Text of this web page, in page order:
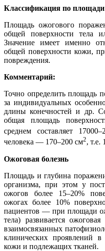
Классификация по
Площадь ожогового
общей поверхности тела
Значение имеет именно
общей поверхности кожи,
повреждения.
Комментарий:
Точно определить площадь
за индивидуальных
длины конечностей и др.
общая площадь
среднем составляет
человека ― 170–200 см2, т.е.
Ожоговая болезнь
Площадь и глубина
организма, при этом у
ожогов более 15–20%
ожогах более 10%
пациентов ― при площади
тела) развивается
взаимосвязанных
клинических проявлений
кожи и подлежащих тканей.